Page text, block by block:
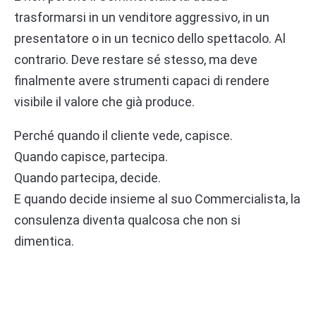
trasformarsi in un venditore aggressivo, in un
presentatore o in un tecnico dello spettacolo. Al
contrario. Deve restare sé stesso, ma deve
finalmente avere strumenti capaci di rendere
visibile il valore che già produce.
Perché quando il cliente vede, capisce.
Quando capisce, partecipa.
Quando partecipa, decide.
E quando decide insieme al suo Commercialista, la
consulenza diventa qualcosa che non si
dimentica.